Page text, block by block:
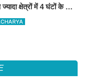
क्षेत्रों में 4 घंटों के लिए